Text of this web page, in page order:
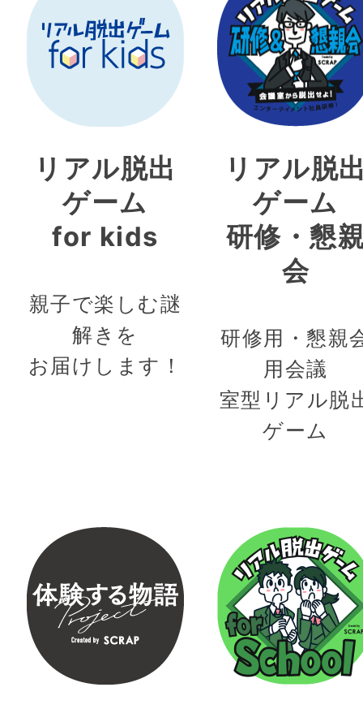
リアル脱出
ゲーム
for kids
親子で楽しむ謎
解きを
お届けします！
リアル脱
ゲーム
研修・懇
会
研修用・懇親
用会議
室型リアル脱
ゲーム